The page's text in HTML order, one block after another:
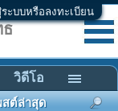
ระบบหรือลงทะเบียน
สต์ล่าสุด
วิดีโอ